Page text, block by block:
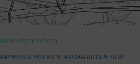
INSEKTEN,AUSMALBILDER: TIERE